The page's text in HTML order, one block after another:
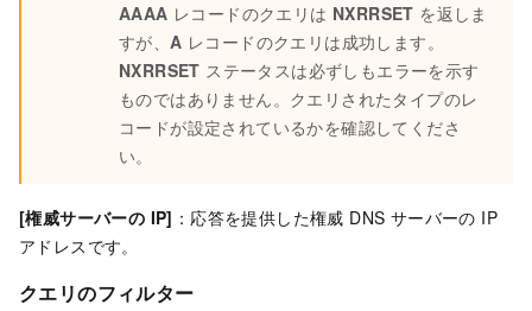
AAAA レコードのクエリは NXRRSET を返しま
すが、A レコードのクエリは成功します。
NXRRSET ステータスは必ずしもエラーを示す
ものではありません。クエリされたタイプのレ
コードが設定されているかを確認してくださ
い。
[権威サーバーの IP] ：応答を提供した権威 DNS サーバーの IP
アドレスです。
クエリのフィルター